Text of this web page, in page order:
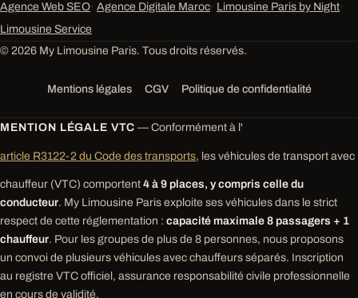
Agence Web SEO· Agence Digitale Maroc· Limousine Paris by Night·
Limousine Service
© 2026 My Limousine Paris. Tous droits réservés.
Mentions légales CGV Politique de confidentialité
MENTION LÉGALE VTC — Conformément à l'
article R3122-2 du Code des transports, les véhicules de transport avec
chauffeur (VTC) comportent 4 à 9 places, y compris celle du
conducteur. My Limousine Paris exploite ses véhicules dans le strict
respect de cette réglementation : capacité maximale 8 passagers + 1
chauffeur. Pour les groupes de plus de 8 personnes, nous proposons
un convoi de plusieurs véhicules avec chauffeurs séparés. Inscription
au registre VTC officiel, assurance responsabilité civile professionnelle
en cours de validité.